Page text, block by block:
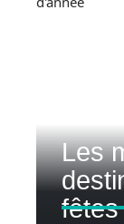
Les
fêtes